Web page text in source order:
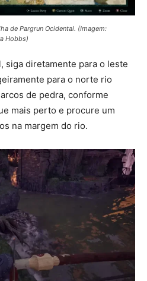
de Pargrun Ocidental. (Imagem:
Hobbs)
siga diretamente para o leste
para o norte rio
de pedra, conforme
mais perto e procure um
na margem do rio.